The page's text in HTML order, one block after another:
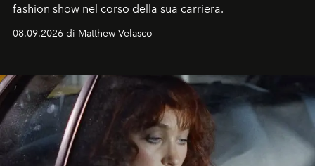
fashion show nel corso della sua carriera.
08.09.2026 di Matthew Velasco